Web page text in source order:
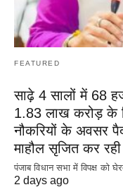
FEATURED
साढ़े 4 सालों में 68
1.83 लाख करोड़ के
नौकरियों के अवसर
माहौल सृजित कर
पंजाब विधान सभा में विपक्ष
2 days ago